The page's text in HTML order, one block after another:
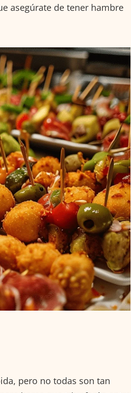
asegúrate de tener hambre
pero no todas son tan